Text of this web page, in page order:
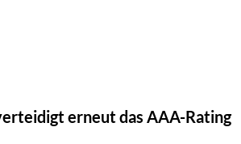
renommierte Fondspolicenreport der
wurden. Das Ergebnis: Die ETF-
Life zählt zu den drei besten Angeboten
diese Auszeichnung eine Bestätigung
erneut das AAA-Rating